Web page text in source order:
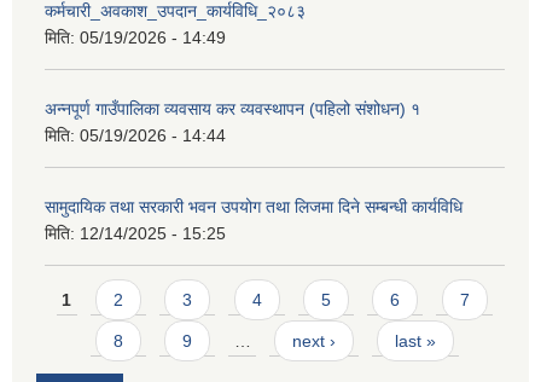
कर्मचारी_अवकाश_उपदान_कार्यविधि_२०८३
मिति: 05/19/2026 - 14:49
अन्नपूर्ण गाउँपालिका व्यवसाय कर व्यवस्थापन (पहिलो संशोधन) १
मिति: 05/19/2026 - 14:44
सामुदायिक तथा सरकारी भवन उपयोग तथा लिजमा दिने सम्बन्धी कार्यविधि
मिति: 12/14/2025 - 15:25
Pages
1 2 3 4 5 6 7
8 9 next › last »